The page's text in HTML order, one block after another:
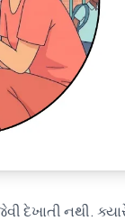
દેખાતી નથી.